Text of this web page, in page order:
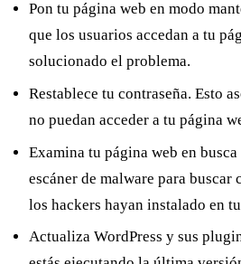
Pon tu página web en modo
que los usuarios accedan a tu
solucionado el problema.
Restablece tu contraseña. Esto
no puedan acceder a tu página
Examina tu página web en busca
escáner de malware para buscar
los hackers hayan instalado en
Actualiza WordPress y sus